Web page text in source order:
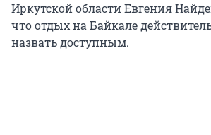
Иркутской области Евгения
что отдых на Байкале
назвать доступным.